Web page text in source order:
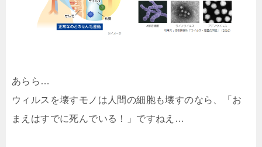
あらら…
ウィルスを壊すモノは人間の細胞も壊すのなら、「お
まえはすでに死んでいる！」ですねえ…